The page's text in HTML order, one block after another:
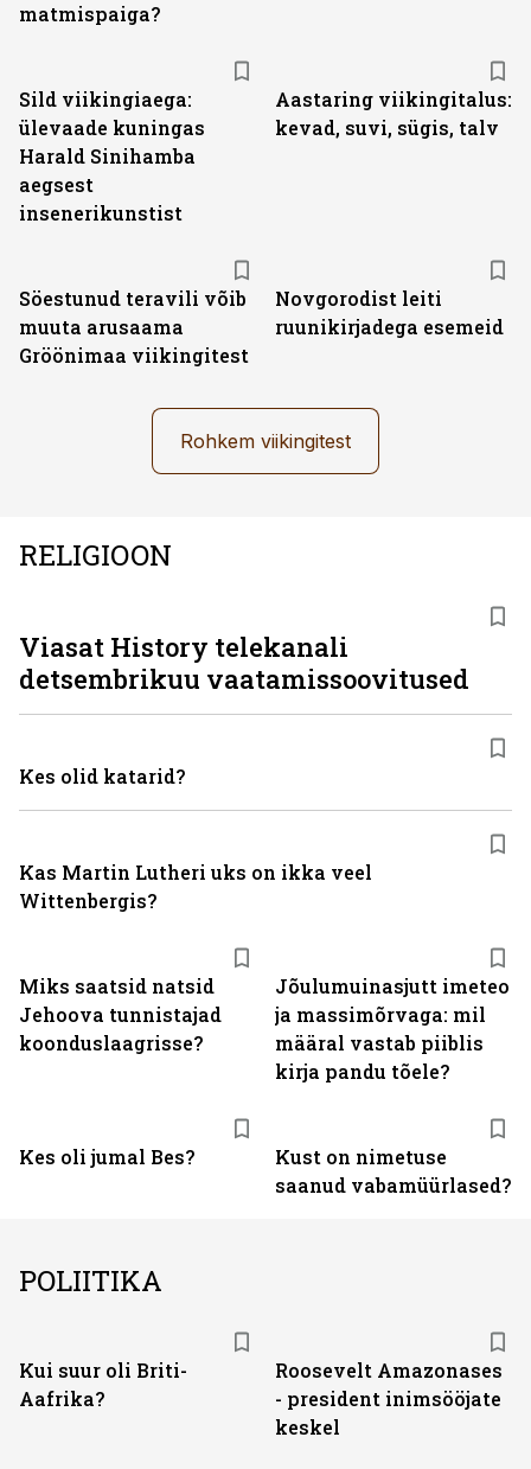
matmispaiga?
Sild viikingiaega:
ülevaade kuningas
Harald Sinihamba
aegsest
insenerikunstist
Aastaring viikingitalus:
kevad, suvi, sügis, talv
Söestunud teravili võib
muuta arusaama
Gröönimaa viikingitest
Novgorodist leiti
ruunikirjadega esemeid
Rohkem viikingitest
RELIGIOON
Miks saatsid natsid
Jehoova tunnistajad
koonduslaagrisse?
Jõulumuinasjutt imeteo
ja massimõrvaga: mil
määral vastab piiblis
kirja pandu tõele?
Kes oli jumal Bes?
Kust on nimetuse
saanud vabamüürlased?
Viasat History telekanali
detsembrikuu vaatamissoovitused
Kes olid katarid?
Kas Martin Lutheri uks on ikka veel
Wittenbergis?
POLIITIKA
Kui suur oli Briti-
Aafrika?
Roosevelt Amazonases
- president inimsööjate
keskel